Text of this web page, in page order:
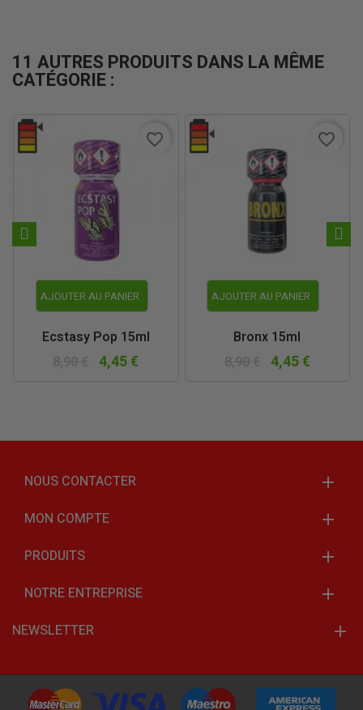
11 AUTRES PRODUITS DANS LA MÊME
CATÉGORIE :
AJOUTER AU PANIER
Ecstasy Pop 15ml
4,45 €
favorite_border
AJOUTER AU PANIER
Bronx 15ml
4,45 €
favorite_border
NOUS CONTACTER
MON COMPTE
PRODUITS
NOTRE ENTREPRISE
NEWSLETTER